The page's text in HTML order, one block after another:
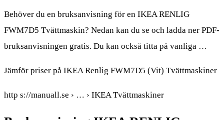
Behöver du en bruksanvisning för en IKEA RENLIG
FWM7D5 Tvättmaskin? Nedan kan du se och ladda ner PDF-
bruksanvisningen gratis. Du kan också titta på vanliga …
Jämför priser på IKEA Renlig FWM7D5 (Vit) Tvättmaskiner
http s://manuall.se › … › IKEA Tvättmaskiner